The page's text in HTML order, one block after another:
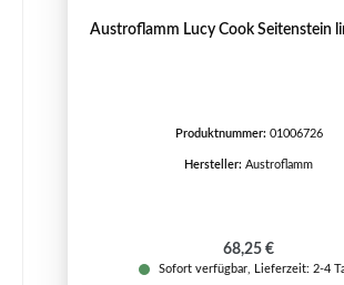
Austroflamm Lucy Cook Seitenstein
Produktnummer: 01006726
Hersteller: Austroflamm
Regulärer Preis:
68,25 €
Sofort verfügbar, Lieferzeit: 2-4